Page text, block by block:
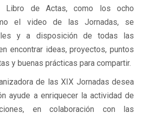
Libro de Actas, como los ocho
el video de las Jornadas, se
y a disposición de todas las
encontrar ideas, proyectos, puntos
y buenas prácticas para compartir.
de las XIX Jornadas desea
ayude a enriquecer la actividad de
en colaboración con las